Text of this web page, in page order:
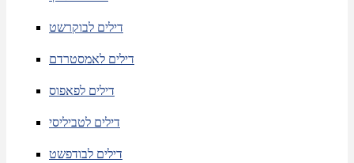
דילים לבוקרשט
דילים לאמסטרדם
דילים לפאפוס
דילים לטביליסי
דילים לבודפשט